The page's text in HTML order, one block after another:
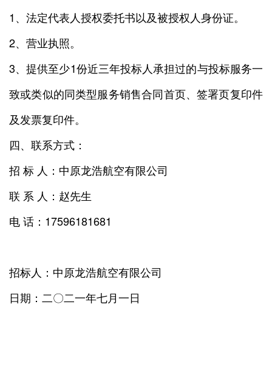
1、法定代表人授权委托书以及被授权人身份证。
2、营业执照。
3、提供至少1份近三年投标人承担过的与投标服务一
致或类似的同类型服务销售合同首页、签署页复印件
及发票复印件。
四、联系方式：
招 标 人：中原龙浩航空有限公司
联 系 人：赵先生
电 话：17596181681
招标人：中原龙浩航空有限公司
日期：二〇二一年七月一日